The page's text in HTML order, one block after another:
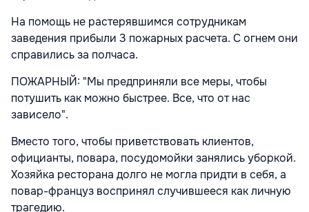
На помощь не растерявшимся сотрудникам
заведения прибыли 3 пожарных расчета. С огнем они
справились за полчаса.
ПОЖАРНЫЙ: "Мы предприняли все меры, чтобы
потушить как можно быстрее. Все, что от нас
зависело".
Вместо того, чтобы приветствовать клиентов,
официанты, повара, посудомойки занялись уборкой.
Хозяйка ресторана долго не могла придти в себя, а
повар-француз воспринял случившееся как личную
трагедию.